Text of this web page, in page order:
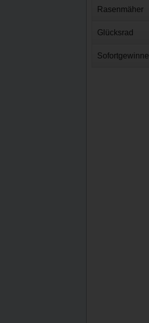
Rasenmäher
Glücksrad
Sofortgewinne